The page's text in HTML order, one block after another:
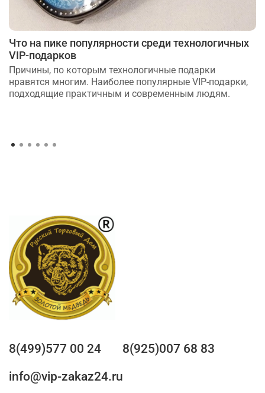
Что на пике популярности среди технологичных
VIP-подарков
Причины, по которым технологичные подарки
нравятся многим. Наиболее популярные VIP-подарки,
подходящие практичным и современным людям.
8(499)577 00 24
8(925)007 68 83
info@vip-zakaz24.ru